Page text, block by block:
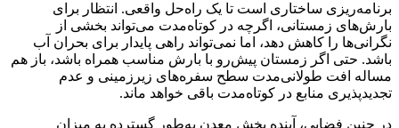
برنامه‌ریزی ساختاری است تا یک راه‌حل واقعی. انتظار برای
بارش‌های زمستانی، اگرچه در کوتاه‌مدت می‌تواند بخشی از
نگرانی‌ها را کاهش دهد، اما نمی‌تواند راهی پایدار برای بحران آب
باشد. حتی اگر زمستان پیش‌رو با بارش مناسب همراه باشد، باز هم
مساله افت طولانی‌مدت سطح سفره‌های زیرزمینی و عدم
تجدیدپذیری منابع در کوتاه‌مدت باقی خواهد ماند.
در چنین فضایی، آینده بخش معدن به‌طور گسترده به میزان